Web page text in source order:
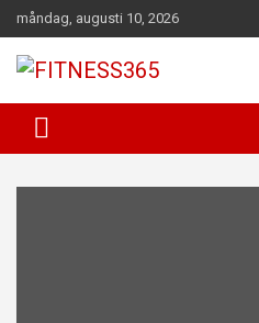
Hoppa
till
innehåll
måndag, augusti 10, 2026
FITNESS365